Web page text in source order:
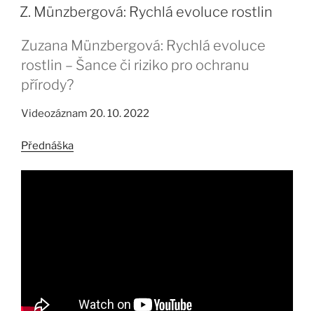
Z. Münzbergová: Rychlá evoluce rostlin
Zuzana Münzbergová: Rychlá evoluce
rostlin – Šance či riziko pro ochranu
přírody?
Videozáznam 20. 10. 2022
Přednáška